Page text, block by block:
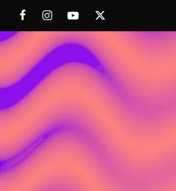
FacebookInstagramYoutubeTwitter